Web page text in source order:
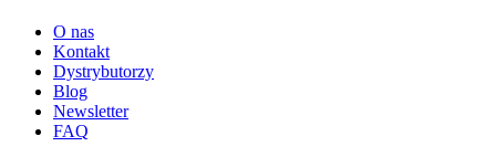
O nas
Kontakt
Dystrybutorzy
Blog
Newsletter
FAQ